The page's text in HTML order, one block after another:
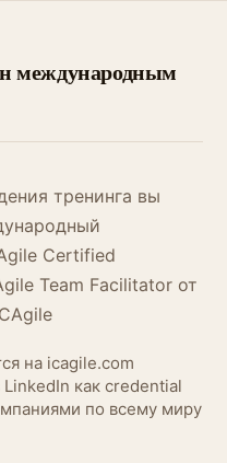
международным
тренинга вы
Certified
Team Facilitator от
на icagile.com
LinkedIn как credential
по всему миру